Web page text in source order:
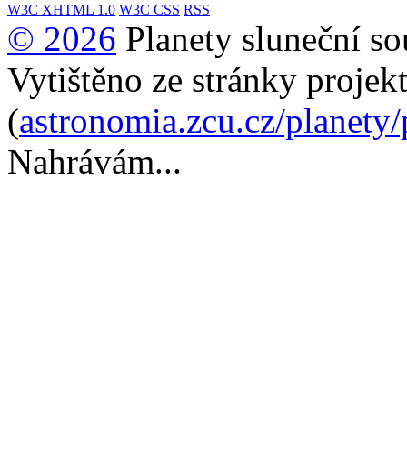
W3C XHTML 1.0 W3C CSS RSS
© 2026 Planety sluneční
Vytištěno ze stránky
(astronomia.zcu.cz/
Nahrávám...